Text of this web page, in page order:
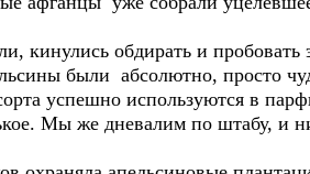
кинулись обдирать и пробовать
были абсолютно, просто
успешно используются в
Мы же дневалим по штабу, и